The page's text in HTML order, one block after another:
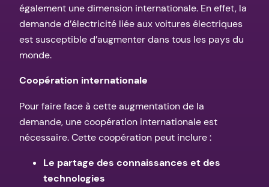
également une dimension internationale. En effet, la
demande d’électricité liée aux voitures électriques
est susceptible d’augmenter dans tous les pays du
monde.
Coopération internationale
Pour faire face à cette augmentation de la
demande, une coopération internationale est
nécessaire. Cette coopération peut inclure :
Le partage des connaissances et des
technologies